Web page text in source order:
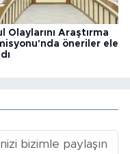
Olaylarını Araştırma
öneriler ele